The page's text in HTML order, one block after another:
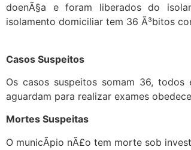
doenÃ§a e foram liberados do
isolamento domiciliar tem 36 Ã³bitos
Casos Suspeitos
Os casos suspeitos somam 36,
aguardam para realizar exames
Mortes Suspeitas
O municÃ­pio nÃ£o tem morte sob